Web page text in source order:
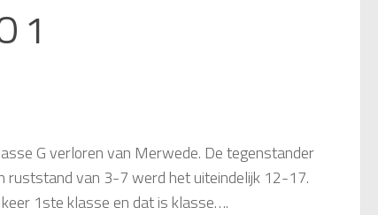
1
G verloren van Merwede. De tegenstander
ruststand van 3-7 werd het uiteindelijk 12-17.
1ste klasse en dat is klasse….